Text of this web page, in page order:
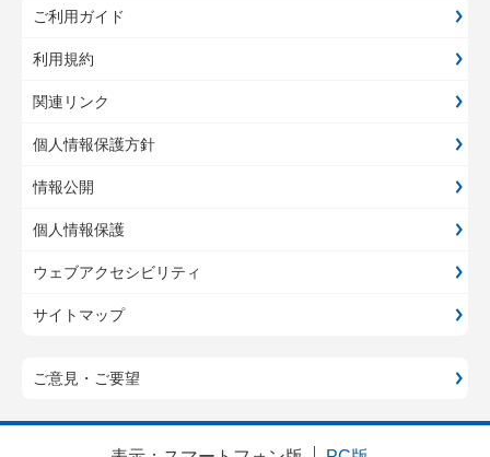
ご利用ガイド
利用規約
関連リンク
個人情報保護方針
情報公開
個人情報保護
ウェブアクセシビリティ
サイトマップ
ご意見・ご要望